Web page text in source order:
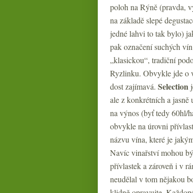
poloh na Rýně (pravda,
na základě slepé
jedné lahvi to tak bylo)
pak označení suchých
„klasickou“, tradiční
Ryzlinku. Obvykle jde o
dost zajímavá. Selection
ale z konkrétních a
na výnos (byť tedy 60hl/
obvykle na úrovni
názvu vína, které je
Navíc vinařství mohou
přívlastek a zároveň i v
neudělal v tom nějakou